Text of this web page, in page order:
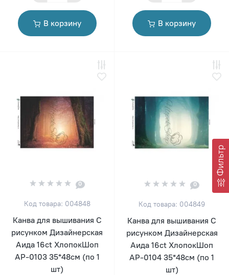
Фильтр
В корзину В корзину
0
Код товара: 004848
Канва для вышивания С
рисунком Дизайнерская
Аида 16ct ХлопокШоп
АР-0103 35*48см (по 1
шт)
0
Код товара: 004849
Канва для вышивания С
рисунком Дизайнерская
Аида 16ct ХлопокШоп
АР-0104 35*48см (по 1
шт)